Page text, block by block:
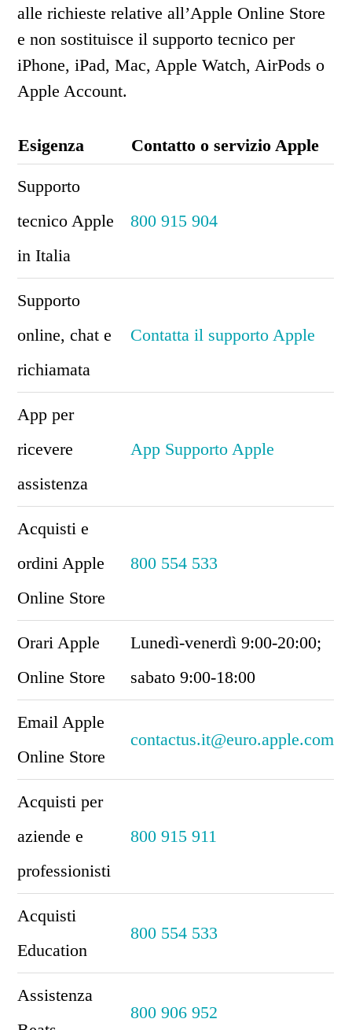
alle richieste relative all’Apple Online Store
e non sostituisce il supporto tecnico per
iPhone, iPad, Mac, Apple Watch, AirPods o
Apple Account.
Esigenza Contatto o servizio Apple
Supporto
tecnico Apple
in Italia
800 915 904
Supporto
online, chat e
richiamata
Contatta il supporto Apple
App per
ricevere
assistenza
App Supporto Apple
Acquisti e
ordini Apple
Online Store
800 554 533
Orari Apple
Online Store
Lunedì-venerdì 9:00-20:00;
sabato 9:00-18:00
Email Apple
Online Store
contactus.it@euro.apple.com
Acquisti per
aziende e
professionisti
800 915 911
Acquisti
Education
800 554 533
Assistenza
800 906 952